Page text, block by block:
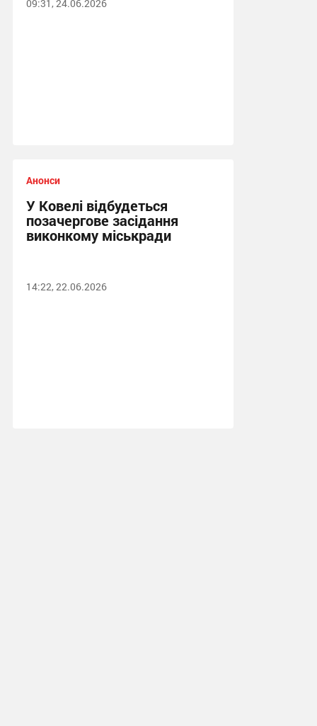
09:31, 24.06.2026
Анонси
У Ковелі відбудеться
позачергове засідання
виконкому міськради
14:22, 22.06.2026